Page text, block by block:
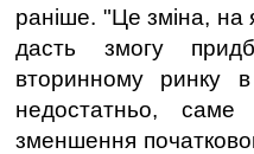
раніше. "Це зміна, на
дасть змогу
вторинному ринку
недостатньо,
зменшення